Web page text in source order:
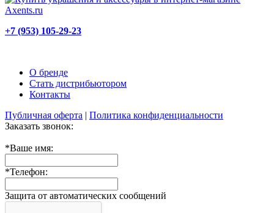
+7 (953) 105-29-23
О бренде
Стать дистрибьютором
Контакты
Публичная оферта | Политика конфиденциальности
Заказать звонок:
*Ваше имя:
*Телефон:
Защита от автоматических сообщений